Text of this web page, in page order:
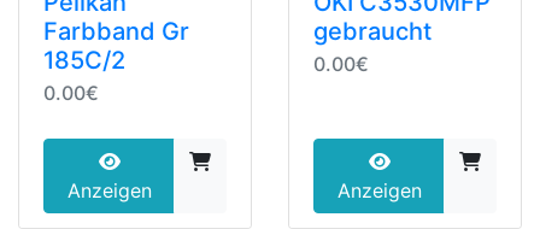
Farbband Gr
185C/2
0.00€
Anzeigen
gebraucht
0.00€
Anzeigen